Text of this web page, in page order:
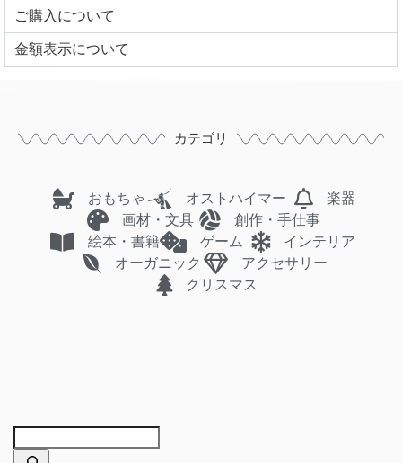
ご購入について
⾦額表⽰について
カテゴリ
おもちゃ オストハイマー
楽器
画材・文具
創作・手仕事
絵本・書籍
ゲーム
インテリア
オーガニック
アクセサリー
クリスマス